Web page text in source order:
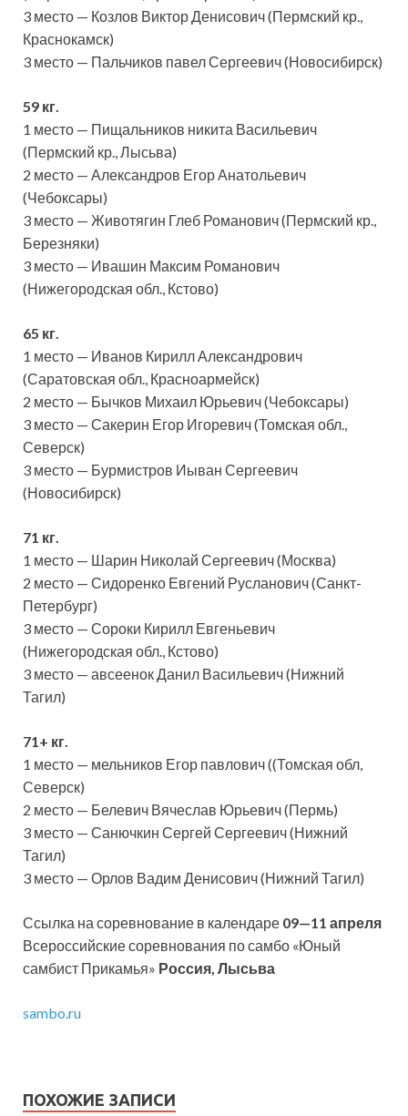
3 место — Козлов Виктор Денисович (Пермский кр.,
Краснокамск)
3 место — Пальчиков павел Сергеевич (Новосибирск)
59 кг.
1 место — Пищальников никита Васильевич
(Пермский кр., Лысьва)
2 место — Александров Егор Анатольевич
(Чебоксары)
3 место — Животягин Глеб Романович (Пермский кр.,
Березняки)
3 место — Ивашин Максим Романович
(Нижегородская обл., Кстово)
65 кг.
1 место — Иванов Кирилл Александрович
(Саратовская обл., Красноармейск)
2 место — Бычков Михаил Юрьевич (Чебоксары)
3 место — Сакерин Егор Игоревич (Томская обл.,
Северск)
3 место — Бурмистров Иыван Сергеевич
(Новосибирск)
71 кг.
1 место — Шарин Николай Сергеевич (Москва)
2 место — Сидоренко Евгений Русланович (Санкт-
Петербург)
3 место — Сороки Кирилл Евгеньевич
(Нижегородская обл., Кстово)
3 место — авсеенок Данил Васильевич (Нижний
Тагил)
71+ кг.
1 место — мельников Егор павлович ((Томская обл,
Северск)
2 место — Белевич Вячеслав Юрьевич (Пермь)
3 место — Санючкин Сергей Сергеевич (Нижний
Тагил)
3 место — Орлов Вадим Денисович (Нижний Тагил)
Ссылка на соревнование в календаре 09—11 апреля
Всероссийские соревнования по самбо «Юный
самбист Прикамья» Россия, Лысьва
sambo.ru
ПОХОЖИЕ ЗАПИСИ